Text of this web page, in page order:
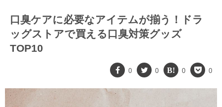
口臭ケアに必要なアイテムが揃う！ドラ
ッグストアで買える口臭対策グッズ
TOP10
0 0 0 0